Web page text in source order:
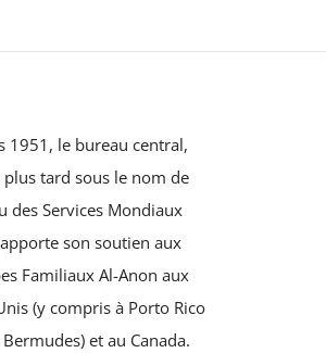
1951, le bureau central,
tard sous le nom de
des Services Mondiaux
apporte son soutien aux
Familiaux Al-Anon aux
(y compris à Porto Rico
et au Canada.